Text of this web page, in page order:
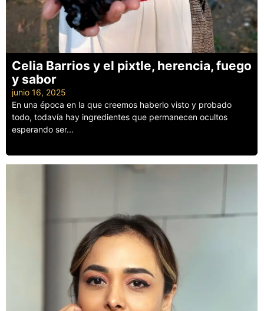
Celia Barrios y el pixtle, herencia, fuego
y sabor
junio 16, 2025
En una época en la que creemos haberlo visto y probado
todo, todavía hay ingredientes que permanecen ocultos
esperando ser...